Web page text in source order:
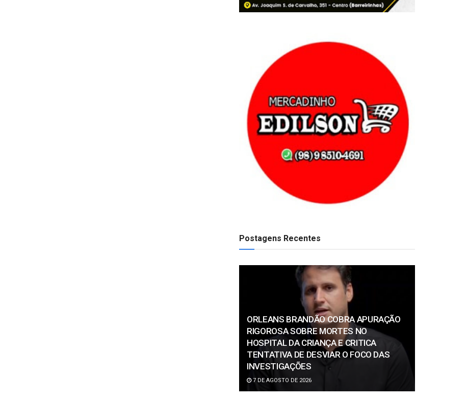
Postagens Recentes
ORLEANS BRANDÃO COBRA APURAÇÃO
RIGOROSA SOBRE MORTES NO
HOSPITAL DA CRIANÇA E CRITICA
TENTATIVA DE DESVIAR O FOCO DAS
INVESTIGAÇÕES
7 DE AGOSTO DE 2026